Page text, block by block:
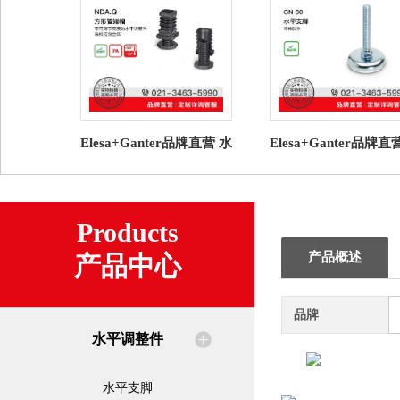
Elesa+Ganter品牌直营 水
端帽高科技聚合体
Elesa+Ganter品牌直
脚 带橡胶垫（7）
Products
产品中心
水平调整件
水平支脚
产品概述
品牌